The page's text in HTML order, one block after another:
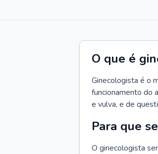
O que é
Ginecologista é o
funcionamento do
e vulva, e de
Para que
O ginecologista